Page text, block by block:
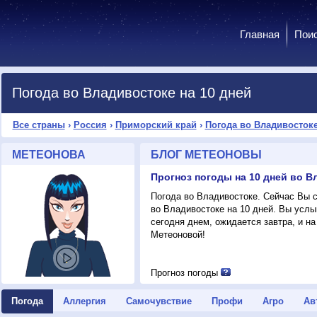
Главная
Погода во Владивостоке на 10 дней
Все страны› Россия › Приморский край › Погода во
МЕТЕОНОВА БЛОГ МЕТЕОНОВЫ
Погода во Владивостоке. Сейчас Вы
во Владивостоке на 10 дней. Вы
сегодня днем, ожидается завтра, и
Метеоновой!
Прогноз погоды
Погода Аллергия Самочувствие Профи Агро